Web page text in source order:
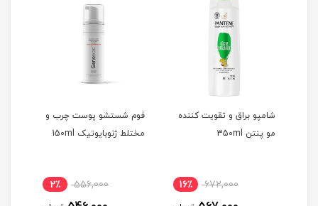
شامپو براق و تقویت کننده
مو پنتن 350ml
672,000 16٪
فوم شستشو پوست چرب و
مختلط ژنوبایوتیک 150ml
556,000 2٪